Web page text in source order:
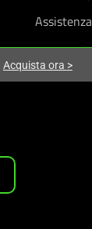
Assistenza
Acquista ora >